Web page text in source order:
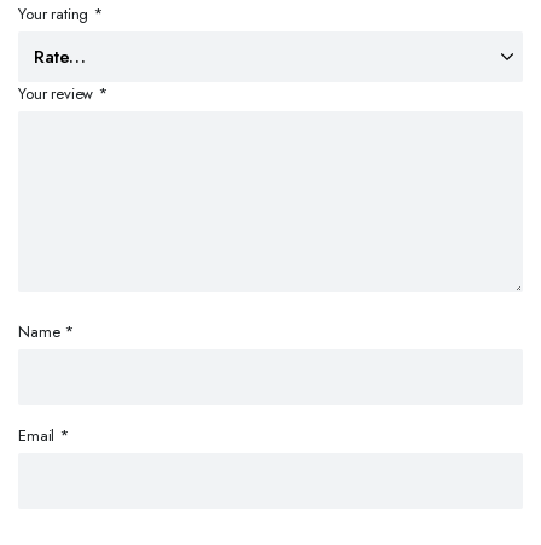
Your rating *
Your review *
Name *
Email *